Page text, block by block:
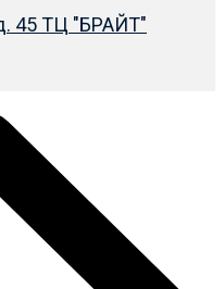
45 ТЦ "БРАЙТ"